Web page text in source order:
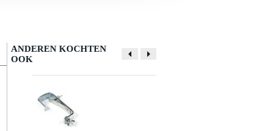
Schrijf zelf een review
ANDEREN KOCHTEN
OOK